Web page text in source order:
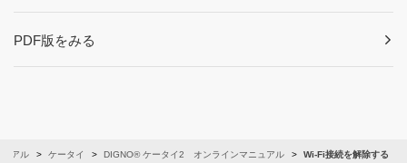
PDF版をみる
ュアル ケータイ DIGNO® ケータイ2 オンラインマニュアル Wi-Fi接続を解除する